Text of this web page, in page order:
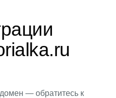
— обратитесь к